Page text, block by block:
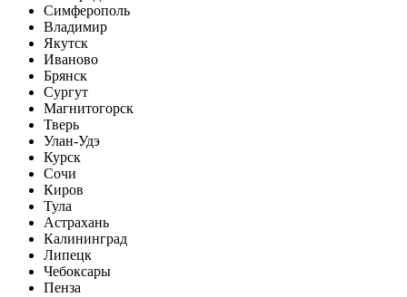
Симферополь
Владимир
Якутск
Иваново
Брянск
Сургут
Магнитогорск
Тверь
Улан-Удэ
Курск
Сочи
Киров
Тула
Астрахань
Калининград
Липецк
Чебоксары
Пенза